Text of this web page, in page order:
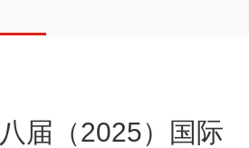
届（2025）国际